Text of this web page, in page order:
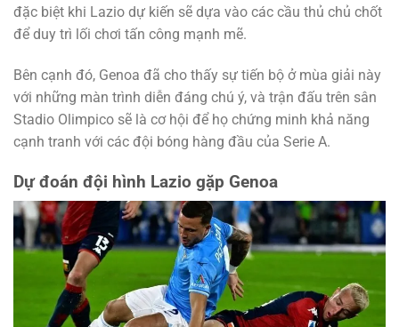
đặc biệt khi Lazio dự kiến sẽ dựa vào các cầu thủ chủ chốt
để duy trì lối chơi tấn công mạnh mẽ​.
Bên cạnh đó, Genoa đã cho thấy sự tiến bộ ở mùa giải này
với những màn trình diễn đáng chú ý, và trận đấu trên sân
Stadio Olimpico sẽ là cơ hội để họ chứng minh khả năng
cạnh tranh với các đội bóng hàng đầu của Serie A.
Dự đoán đội hình Lazio gặp Genoa